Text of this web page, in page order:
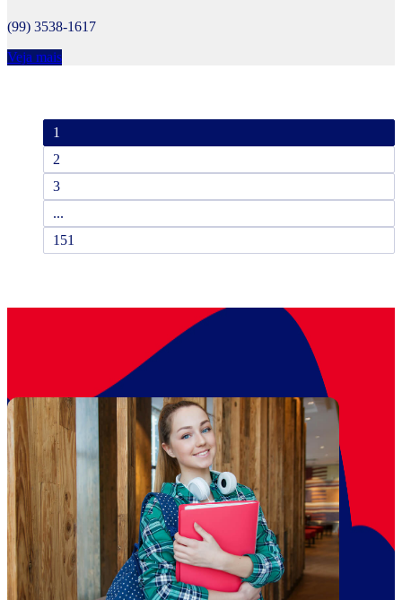
(99) 3538-1617
Veja mais
1
2
3
...
151